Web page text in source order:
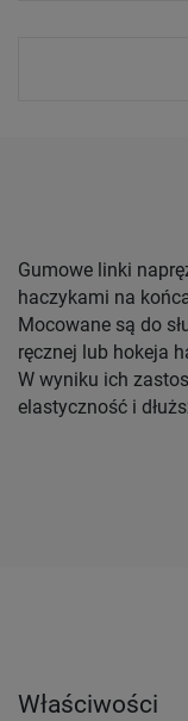
Gumowe linki
haczykami na
Mocowane są do
ręcznej lub hokeja
W wyniku ich
elastyczność i
Właściwości